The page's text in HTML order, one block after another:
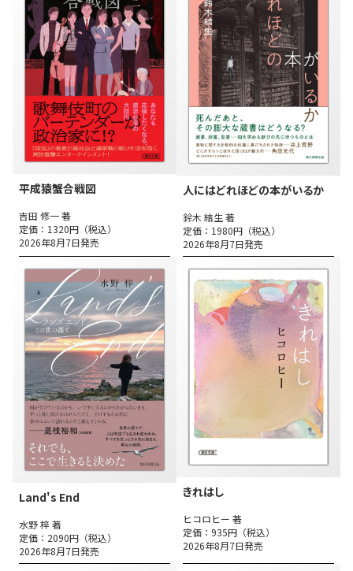
平成猿蟹合戦図
吉田 修一 著
定価：1320円（税込）
2026年8月7日発売
人にはどれほどの本がいるか
鈴木 結生 著
定価：1980円（税込）
2026年8月7日発売
Land's End
水野 梓 著
定価：2090円（税込）
2026年8月7日発売
きれはし
ヒコロヒー 著
定価：935円（税込）
2026年8月7日発売